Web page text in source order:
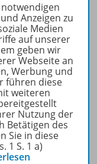
Anzeigen zu
Medien
auf unserer
geben wir
Webseite an
Werbung und
führen diese
weiteren
Nutzung der
Betätigen des
Sie in diese
1 S. 1 a)